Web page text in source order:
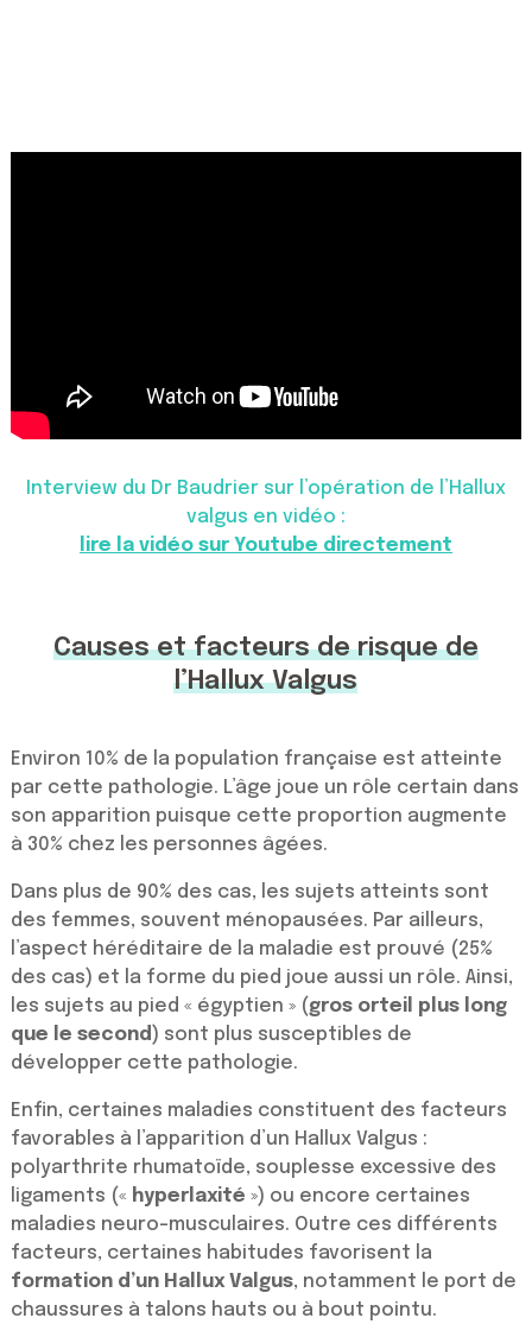
Interview du Dr Baudrier sur l’opération de l’Hallux
valgus en vidéo :
lire la vidéo sur Youtube directement
Causes et facteurs de risque de
l’Hallux Valgus
Environ 10% de la population française est atteinte
par cette pathologie. L’âge joue un rôle certain dans
son apparition puisque cette proportion augmente
à 30% chez les personnes âgées.
Dans plus de 90% des cas, les sujets atteints sont
des femmes, souvent ménopausées. Par ailleurs,
l’aspect héréditaire de la maladie est prouvé (25%
des cas) et la forme du pied joue aussi un rôle. Ainsi,
les sujets au pied « égyptien » (gros orteil plus long
que le second ) sont plus susceptibles de
développer cette pathologie.
Enfin, certaines maladies constituent des facteurs
favorables à l’apparition d’un Hallux Valgus :
polyarthrite rhumatoïde, souplesse excessive des
ligaments (« hyperlaxité ») ou encore certaines
maladies neuro-musculaires. Outre ces différents
facteurs, certaines habitudes favorisent la
formation d’un Hallux Valgus, notamment le port de
chaussures à talons hauts ou à bout pointu.